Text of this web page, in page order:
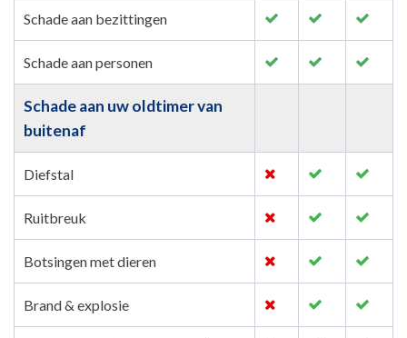
Schade aan bezittingen
Schade aan personen
Schade aan uw oldtimer van
buitenaf
Diefstal
Ruitbreuk
Botsingen met dieren
Brand & explosie